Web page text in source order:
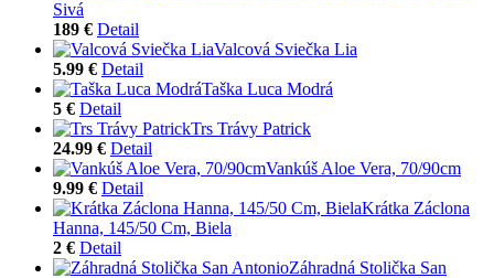
Sivá
189 € Detail
Valcová Sviečka Lia
5.99 € Detail
Taška Luca Modrá
5 € Detail
Trs Trávy Patrick
24.99 € Detail
Vankúš Aloe Vera, 70/90cm
9.99 € Detail
Krátka Záclona
Hanna, 145/50 Cm, Biela
2 € Detail
Záhradná Stolička San